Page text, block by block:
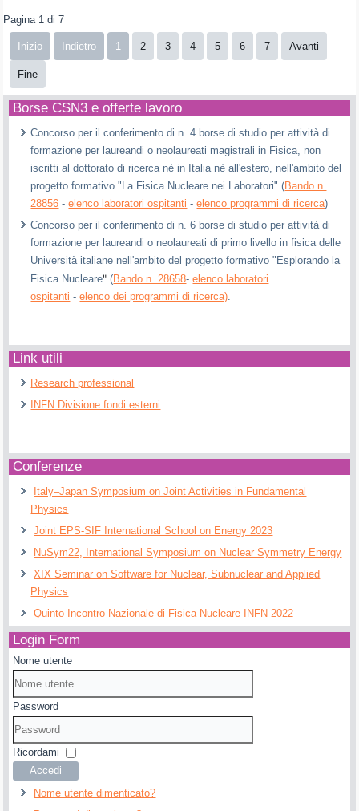
Pagina 1 di 7
Inizio Indietro 1 2 3 4 5 6 7 Avanti
Fine
Borse CSN3 e offerte lavoro
Concorso per il conferimento di n. 4 borse di studio per attività di
formazione per laureandi o neolaureati magistrali in Fisica, non
iscritti al dottorato di ricerca nè in Italia nè all'estero, nell'ambito del
progetto formativo "La Fisica Nucleare nei Laboratori" (Bando n.
28856 -elenco laboratori ospitanti -elenco programmi di ricerca)
Concorso per il conferimento di n. 6 borse di studio per attività di
formazione per laureandi o neolaureati di primo livello in fisica delle
Università italiane nell'ambito del progetto formativo "Esplorando la
Fisica Nucleare" (Bando n. 28658-elenco laboratori
ospitanti -elenco dei programmi di ricerca).
Link utili
Research professional
INFN Divisione fondi esterni
Conferenze
Italy–Japan Symposium on Joint Activities in Fundamental
Physics
Joint EPS-SIF International School on Energy 2023
NuSym22, International Symposium on Nuclear Symmetry Energy
XIX Seminar on Software for Nuclear, Subnuclear and Applied
Physics
Quinto Incontro Nazionale di Fisica Nucleare INFN 2022
Login Form
Nome utente
Password
Ricordami
Accedi
Nome utente dimenticato?